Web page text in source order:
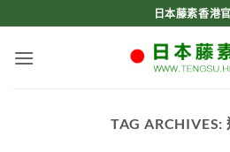
to
content
日本藤素香港
TAG ARCHIVES: